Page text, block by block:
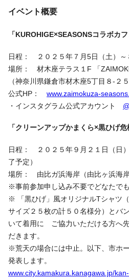
イベント概要
「KUROHIGE×SEASONSコラボカ
日程： ２０２５年７月5日（土）～
場所： 材木座テラス１F 「
（神奈川県鎌倉市材木座5丁目８-２５
公式HP： www.zaimokuza-
・インスタグラム公式アカウント
「クリーンアップかまくら×黒ひげ危
日程： ２０２５年９月２１日（日
了予定）
場所： 由比ガ浜海岸（由比ヶ浜海岸
※事前参加申し込み不要でどなたで
※ 「黒ひげ」風オリジナルTシャツ
サイズ２５枚の計５０名様分）とバ
いて着用に ご協力いただける方へ
だきます。
※荒天の場合には中止。以下、市ホ
発表します。
www.city.kamakura.kanagawa.jp/